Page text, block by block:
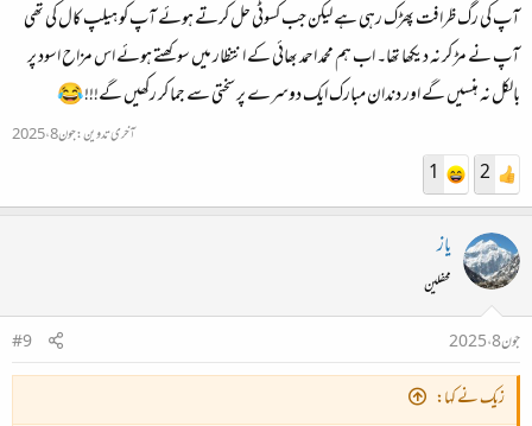
آپ کی رگ ظرافت پھڑک رہی ہے لیکن جب کسوٹی حل کرتے ہوئے آپ کو ہیلپ کال کی تھی
آپ نے مڑ کر نہ دیکھا تھا۔ اب ہم محمد احمد بھائی کے انتظار میں سوکھتے ہوئے اس مزاح اسود پر
بالکل نہ ہنسیں گے اور دندان مبارک ایک دوسرے پر سختی سے جما کر رکھیں گے!!! 😂
آخری تدوین:جون 8، 2025
2
1
یاز
محفلین
جون 8، 2025
#9
زیک نے کہا: